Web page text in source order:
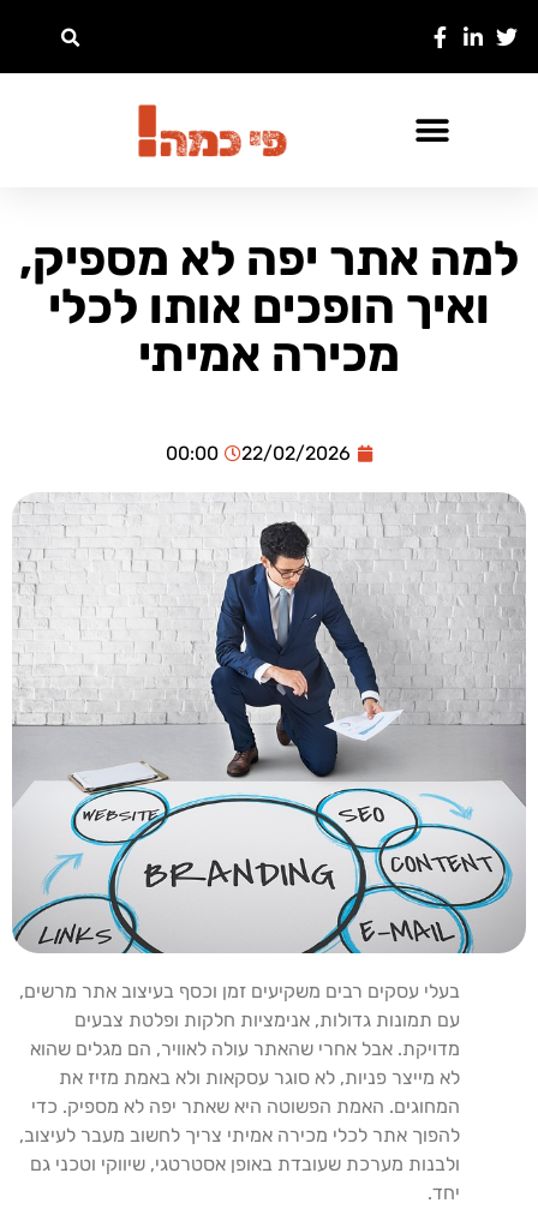
למה אתר יפה לא מספיק,
ואיך הופכים אותו לכלי
מכירה אמיתי
22/02/2026
00:00
בעלי עסקים רבים משקיעים זמן וכסף בעיצוב אתר מרשים,
עם תמונות גדולות, אנימציות חלקות ופלטת צבעים
מדויקת. אבל אחרי שהאתר עולה לאוויר, הם מגלים שהוא
לא מייצר פניות, לא סוגר עסקאות ולא באמת מזיז את
המחוגים. האמת הפשוטה היא שאתר יפה לא מספיק. כדי
להפוך אתר לכלי מכירה אמיתי צריך לחשוב מעבר לעיצוב,
ולבנות מערכת שעובדת באופן אסטרטגי, שיווקי וטכני גם
יחד.